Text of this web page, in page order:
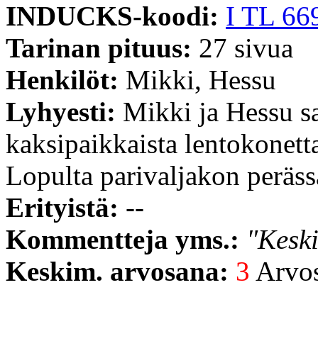
INDUCKS-koodi: I TL
Tarinan pituus: 27 sivua
Henkilöt: Mikki, Hessu
Lyhyesti: Mikki ja Hessu
kaksipaikkaista
Lopulta parivaljakon
Erityistä: --
Kommentteja yms.:
Keskim. arvosana: 3